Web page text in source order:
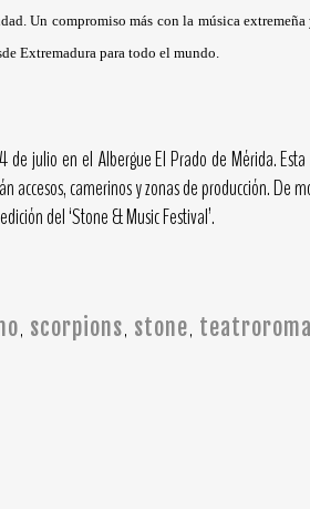
Un compromiso más con la música
Extremadura para todo el mundo.
de julio en el Albergue El Prado de Mérida.
accesos, camerinos y zonas de producción.
del ‘Stone & Music Festival’.
, scorpions, stone,